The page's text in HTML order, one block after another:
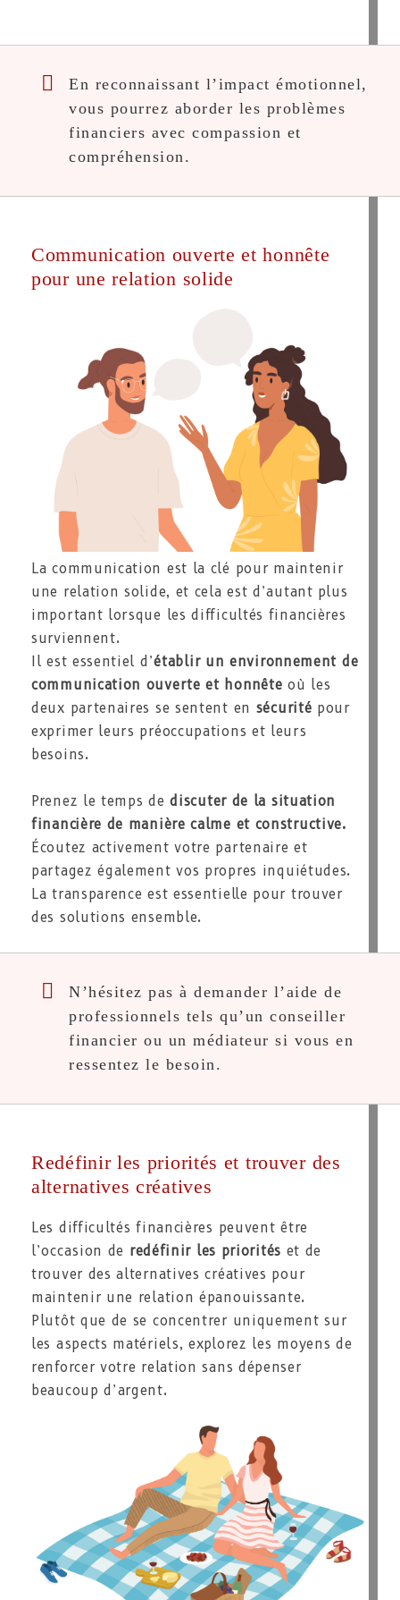
En reconnaissant l’impact émotionnel,
vous pourrez aborder les problèmes
financiers avec compassion et
compréhension.
Communication ouverte et honnête
pour une relation solide
La communication est la clé pour maintenir
une relation solide, et cela est d’autant plus
important lorsque les difficultés financières
surviennent.
Il est essentiel d’établir un environnement de
communication ouverte et honnête où les
deux partenaires se sentent en sécurité pour
exprimer leurs préoccupations et leurs
besoins.
Prenez le temps dediscuter de la situation
financière de manière calme et constructive.
Écoutez activement votre partenaire et
partagez également vos propres inquiétudes.
La transparence est essentielle pour trouver
des solutions ensemble.
N’hésitez pas à demander l’aide de
professionnels tels qu’un conseiller
financier ou un médiateur si vous en
ressentez le besoin.
Redéfinir les priorités et trouver des
alternatives créatives
Les difficultés financières peuvent être
l’occasion de redéfinir les priorités et de
trouver des alternatives créatives pour
maintenir une relation épanouissante.
Plutôt que de se concentrer uniquement sur
les aspects matériels, explorez les moyens de
renforcer votre relation sans dépenser
beaucoup d’argent.